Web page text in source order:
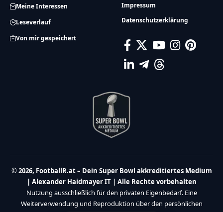
Meine Interessen
Leseverlauf
Von mir gespeichert
Impressum
Datenschutzerklärung
© 2026, FootballR.at – Dein Super Bowl akkreditiertes Medium
| Alexander Haidmayer IT | Alle Rechte vorbehalten
Nutzung ausschließlich für den privaten Eigenbedarf. Eine
Weiterverwendung und Reproduktion über den persönlichen